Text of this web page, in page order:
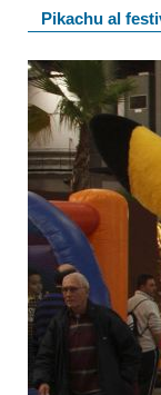
Pikachu al